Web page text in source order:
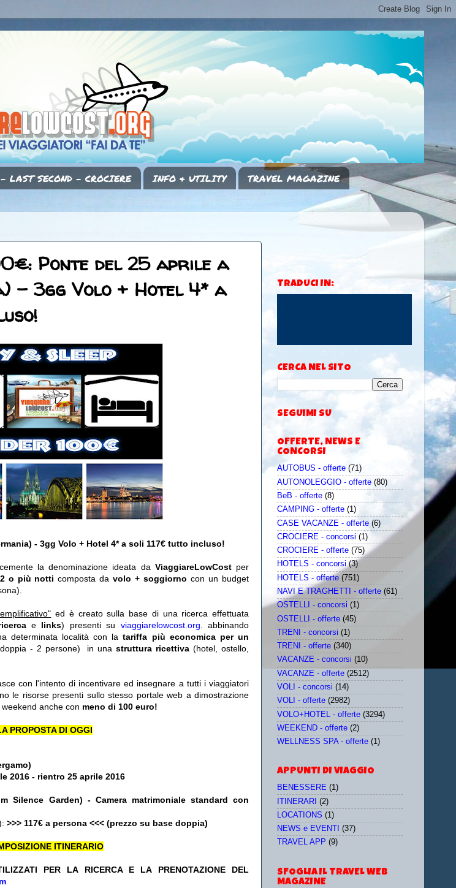
SECOND - CROCIERE INFO & UTILITY
TRAVEL MAGAZINE
Ponte del 25 aprile a
- 3gg Volo + Hotel 4* a
- 3gg Volo + Hotel 4* a soli 117€ tutto incluso!
la denominazione ideata da ViaggiareLowCostper
2 o più notticomposta davolo + soggiorno con un budget
ed è creato sulla base di una ricerca effettuata
e links) presenti su viaggiarelowcost.org . abbinando
determinata località con latariffa più economica per un
doppia - 2 persone) in unastruttura ricettiva (hotel, ostello,
con l'intento di incentivare ed insegnare a tutti i viaggiatori
le risorse presenti sullo stesso portale web a dimostrazione
anche con meno di 100 euro!
PROPOSTA DI OGGI
2016 - rientro 25 aprile 2016
Silence Garden) - Camera matrimoniale standard con
>>> 117€ a persona <<< (prezzo su base doppia)
ITINERARIO
PER LA RICERCA E LA PRENOTAZIONE DEL
TRADUCI IN:
CERCA NEL SITO
SEGUIMI SU
OFFERTE, NEWS E
CONCORSI
AUTOBUS - offerte (71)
AUTONOLEGGIO - offerte (80)
BeB - offerte (8)
CAMPING - offerte (1)
CASE VACANZE - offerte (6)
CROCIERE - concorsi (1)
CROCIERE - offerte (75)
HOTELS - concorsi (3)
HOTELS - offerte (751)
NAVI E TRAGHETTI - offerte (61)
OSTELLI - concorsi (1)
OSTELLI - offerte (45)
TRENI - concorsi (1)
TRENI - offerte (340)
VACANZE - concorsi (10)
VACANZE - offerte (2512)
VOLI - concorsi (14)
VOLI - offerte (2982)
VOLO+HOTEL - offerte (3294)
WEEKEND - offerte (2)
WELLNESS SPA - offerte (1)
APPUNTI DI VIAGGIO
BENESSERE (1)
ITINERARI (2)
LOCATIONS (1)
NEWS e EVENTI
(37)
TRAVEL APP (9)
SFOGLIA IL TRAVEL WEB
MAGAZINE